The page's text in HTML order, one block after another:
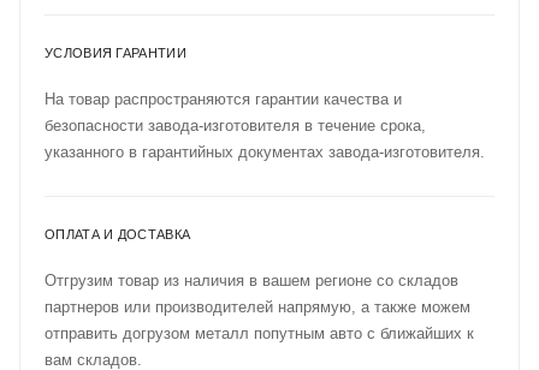
УСЛОВИЯ ГАРАНТИИ
На товар распространяются гарантии качества и
безопасности завода-изготовителя в течение срока,
указанного в гарантийных документах завода-изготовителя.
ОПЛАТА И ДОСТАВКА
Отгрузим товар из наличия в вашем регионе со складов
партнеров или производителей напрямую, а также можем
отправить догрузом металл попутным авто с ближайших к
вам складов.